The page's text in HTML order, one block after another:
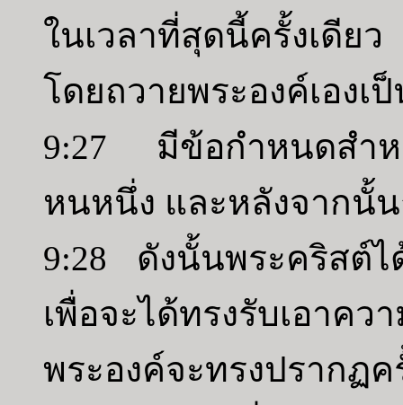
ในเวลาที่สุดนี้ครั้งเดีย
โดยถวายพระองค์เองเ
9:27 มีข้อกำหนดสำห
หนหนึ่ง และหลังจากนั้
9:28 ดังนั้นพระคริสต์ไ
เพื่อจะได้ทรงรับเอาค
พระองค์จะทรงปรากฏ